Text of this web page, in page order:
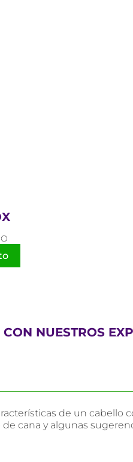
NUESTROS
de un cabello
cana y algunas